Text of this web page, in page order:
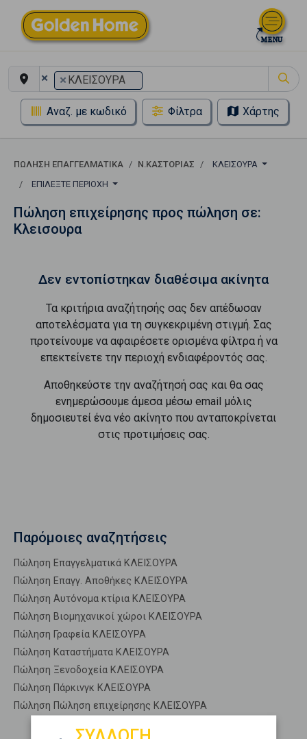
× × ΚΛΕΙΣΟΥΡΑ
Αναζ. με κωδικό Φίλτρα Χάρτης
ΠΏΛΗΣΗ ΕΠΑΓΓΕΛΜΑΤΙΚΆ Ν.ΚΑΣΤΟΡΙΑΣ
ΚΛΕΙΣΟΥΡΑ
ΕΠΙΛΈΞΤΕ ΠΕΡΙΟΧΉ
Πώληση επιχείρησης προς πώληση σε:
Κλεισουρα
Δεν εντοπίστηκαν διαθέσιμα ακίνητα
Τα κριτήρια αναζήτησής σας δεν απέδωσαν
αποτελέσματα για τη συγκεκριμένη στιγμή. Σας
προτείνουμε να αφαιρέσετε ορισμένα φίλτρα ή να
επεκτείνετε την περιοχή ενδιαφέροντός σας.
Αποθηκεύστε την αναζήτησή σας και θα σας
ενημερώσουμε άμεσα μέσω email μόλις
δημοσιευτεί ένα νέο ακίνητο που ανταποκρίνεται
στις προτιμήσεις σας.
Παρόμοιες αναζητήσεις
Πώληση Επαγγελματικά ΚΛΕΙΣΟΥΡΑ
Πώληση Επαγγ. Αποθήκες ΚΛΕΙΣΟΥΡΑ
Πώληση Αυτόνομα κτίρια ΚΛΕΙΣΟΥΡΑ
Πώληση Βιομηχανικοί χώροι ΚΛΕΙΣΟΥΡΑ
Πώληση Γραφεία ΚΛΕΙΣΟΥΡΑ
Πώληση Καταστήματα ΚΛΕΙΣΟΥΡΑ
Πώληση Ξενοδοχεία ΚΛΕΙΣΟΥΡΑ
Πώληση Πάρκινγκ ΚΛΕΙΣΟΥΡΑ
Πώληση Πώληση επιχείρησης ΚΛΕΙΣΟΥΡΑ